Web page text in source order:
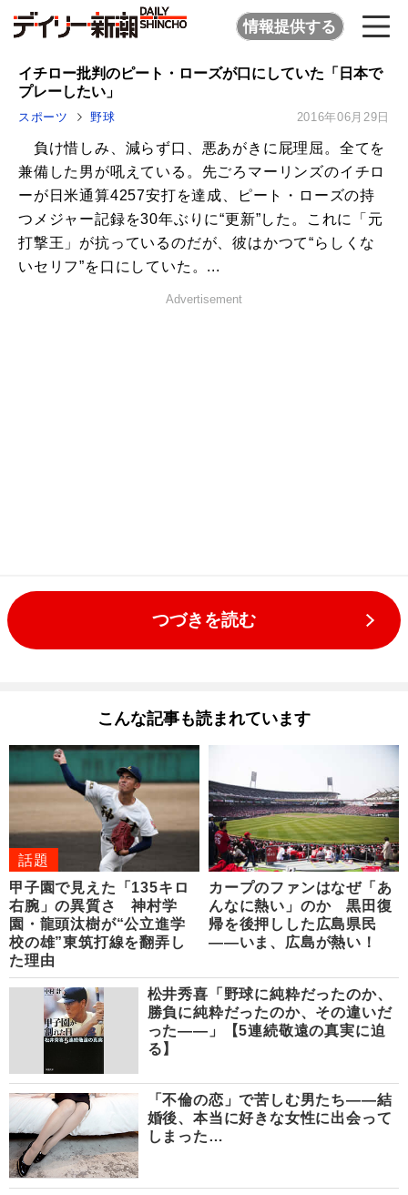
情報提供する
イチロー批判のピート・ローズが口にしていた「日本で
プレーしたい」
スポーツ 野球 2016年06月29日
負け惜しみ、減らず口、悪あがきに屁理屈。全てを
兼備した男が吼えている。先ごろマーリンズのイチロ
ーが日米通算4257安打を達成、ピート・ローズの持
つメジャー記録を30年ぶりに“更新”した。これに「元
打撃王」が抗っているのだが、彼はかつて“らしくな
いセリフ”を口にしていた。...
Advertisement
つづきを読む
こんな記事も読まれています
話題
甲子園で見えた「135キロ
右腕」の異質さ 神村学
園・龍頭汰樹が“公立進学
校の雄”東筑打線を翻弄し
た理由
カープのファンはなぜ「あ
んなに熱い」のか 黒田復
帰を後押しした広島県民
――いま、広島が熱い！
松井秀喜「野球に純粋だったのか、
勝負に純粋だったのか、その違いだ
った――」【5連続敬遠の真実に迫
る】
「不倫の恋」で苦しむ男たち――結
婚後、本当に好きな女性に出会って
しまった…